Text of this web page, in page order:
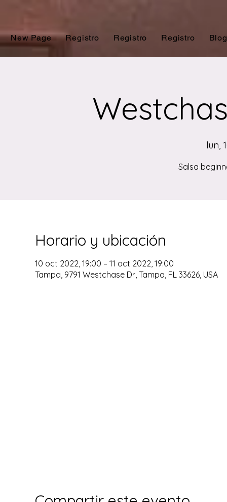
New Page Registro Registro Registro Blog
lun,
Salsa
Horario y ubicación
10 oct 2022, 19:00 – 11 oct 2022, 19:00
Tampa, 9791 Westchase Dr, Tampa, FL 33626, USA